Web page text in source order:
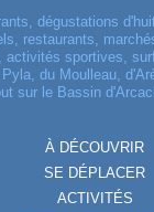
dégustations
restaurants,
activités sportives,
du Moulleau,
sur le Bassin
À DÉCOUVRIR
SE DÉPLACER
ACTIVITÉS